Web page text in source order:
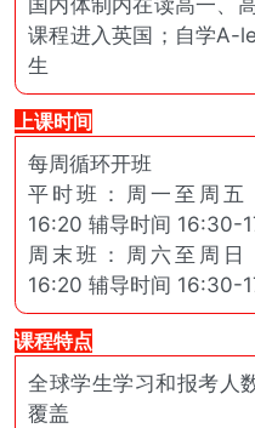
国内体制内在读高一、
课程进入英国；自学A-
生
上课时间
每周循环开班
平时班：周一至周五
16:20 辅导时间 16:30-
周末班：周六至周
16:20 辅导时间 16:30-
课程特点
全球学生学习和报考人
覆盖